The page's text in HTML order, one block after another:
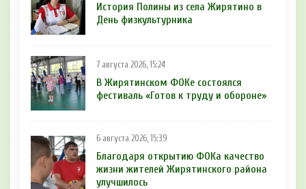
История Полины из села Жирятино в
День физкультурника
7 августа 2026, 15:24
В Жирятинском ФОКе состоялся
фестиваль «Готов к труду и обороне»
6 августа 2026, 15:39
Благодаря открытию ФОКа качество
жизни жителей Жирятинского района
улучшилось